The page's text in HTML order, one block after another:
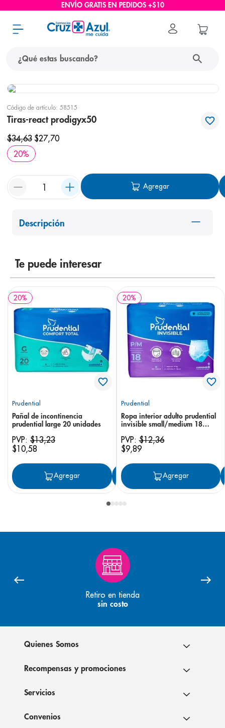
ENVÍO GRATIS EN PEDIDOS +$10
Código de artículo: 58515
Tiras-react prodigyx50
$34,63 $27,70
20%
Agregar
Descripción
Te puede interesar
20%
Prudential
Pañal de incontinencia
prudential large 20 unidades
PVP: $13,23
$10,58
Agregar Agregar
20%
Prudential
Ropa interior adulto prudential
invisible small/medium 18
PVP:$12,36
$9,89
Agregar
Retiro en tienda
sin costo
Quienes Somos
Recompensas y promociones
Servicios
Convenios
términos más buscados
protector solar
3. eucerin
nivea
6. bioderma
7 shampoo
10